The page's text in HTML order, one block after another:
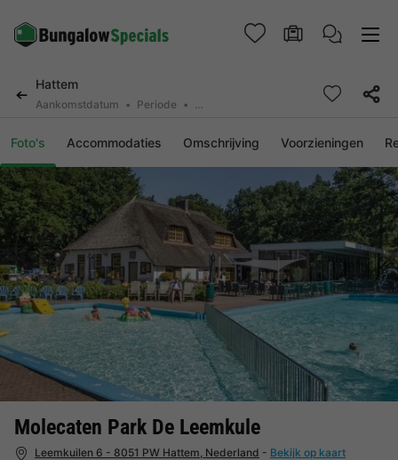
Hattem
Aankomstdatum Periode 2 personen, 0 huisdier
Foto's Accommodaties Omschrijving Voorzieningen
Molecaten Park De Leemkule
Leemkuilen 6 - 8051 PW Hattem, Nederland - Bekijk op kaart